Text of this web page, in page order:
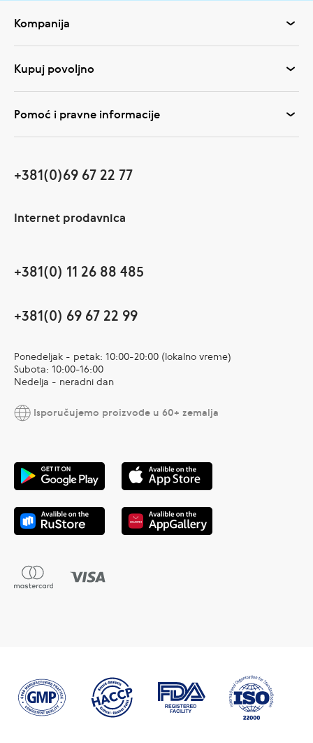
Kompanija
Kupuj povoljno
Pomoć i pravne informacije
+381(0)69 67 22 77
Internet prodavnica
+381(0) 11 26 88 485
+381(0) 69 67 22 99
Ponedeljak - petak: 10:00-20:00 (lokalno vreme)
Subota: 10:00-16:00
Nedelja - neradni dan
Isporučujemo proizvode u 60+ zemalja